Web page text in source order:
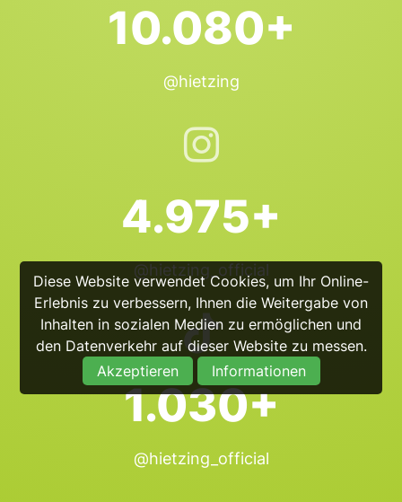
Diese Website verwendet Cookies, um Ihr Online-
Erlebnis zu verbessern, Ihnen die Weitergabe von
Inhalten in sozialen Medien zu ermöglichen und
den Datenverkehr auf dieser Website zu messen.
Akzeptieren
Informationen
10.080+
@hietzing
4.975+
@hietzing_official
1.030+
@hietzing_official